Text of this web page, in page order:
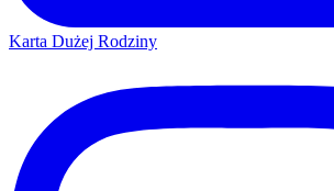
Karta Dużej Rodziny